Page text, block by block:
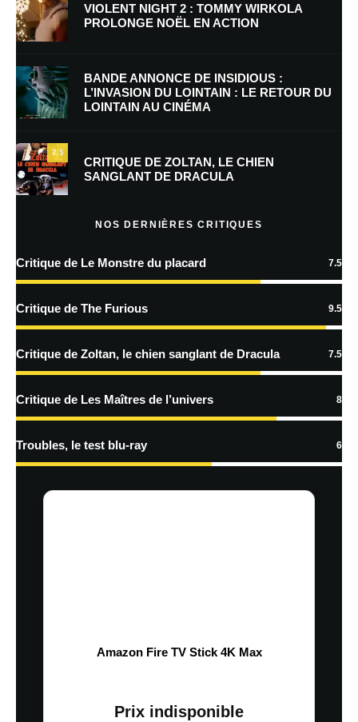
E-mail *
Enregistrer mon nom, mon e-mail et mon site dans le navigateur pour
mon prochain commentaire.
plus sur la façon dont les données de vos commentaires sont
VIOLENT NIGHT 2 : TOMMY WIRKOLA
PROLONGE NOËL EN ACTION
BANDE ANNONCE DE INSIDIOUS :
L’INVASION DU LOINTAIN : LE RETOUR DU
LOINTAIN AU CINÉMA
7.5
CRITIQUE DE ZOLTAN, LE CHIEN
SANGLANT DE DRACULA
NOS DERNIÈRES CRITIQUES
Critique de Le Monstre du placard 7.5
Critique de The Furious 9.5
Critique de Zoltan, le chien sanglant de Dracula 7.5
Critique de Les Maîtres de l’univers 8
Troubles, le test blu-ray 6
Amazon Fire TV Stick 4K Max
Prix indisponible